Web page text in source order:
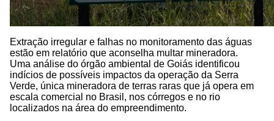
Extração irregular e falhas no monitoramento das águas
estão em relatório que aconselha multar mineradora.
Uma análise do órgão ambiental de Goiás identificou
indícios de possíveis impactos da operação da Serra
Verde, única mineradora de terras raras que já opera em
escala comercial no Brasil, nos córregos e no rio
localizados na área do empreendimento.